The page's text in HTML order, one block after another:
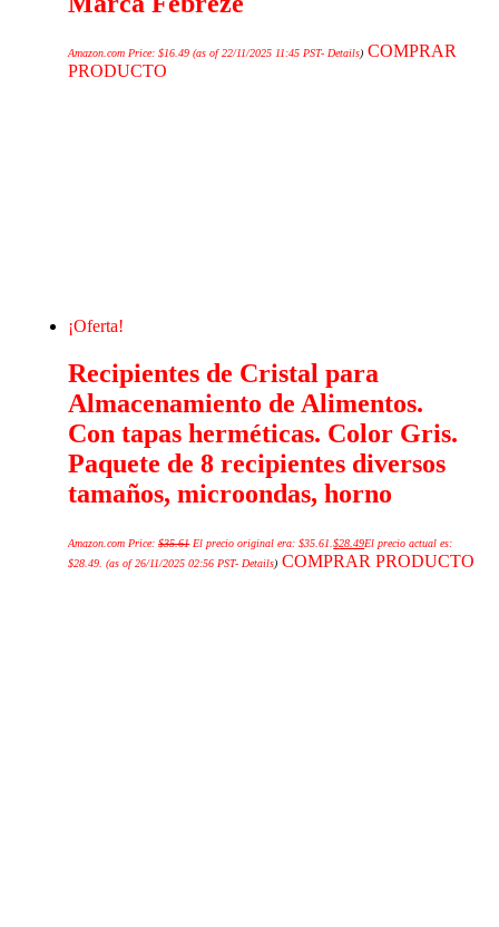
Amazon.com Price:$16.49 (as of 22/11/2025 11:45 PST- Details) COMPRAR
PRODUCTO
¡Oferta!
Recipientes de Cristal para
Almacenamiento de Alimentos.
Con tapas herméticas. Color Gris.
Paquete de 8 recipientes diversos
tamaños, microondas, horno
Amazon.com Price:$35.61 El precio original era: $35.61.$28.49El precio actual es:
$28.49. (as of 26/11/2025 02:56 PST- Details) COMPRAR PRODUCTO